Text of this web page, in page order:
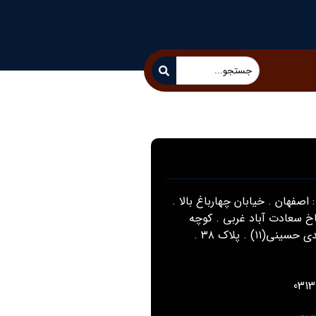
. خیابان چهارباغ بالا .
سعادت آباد غربی . کوچه
شهید مهدی حسینی(۱۱) . پلاک ۳۸ .